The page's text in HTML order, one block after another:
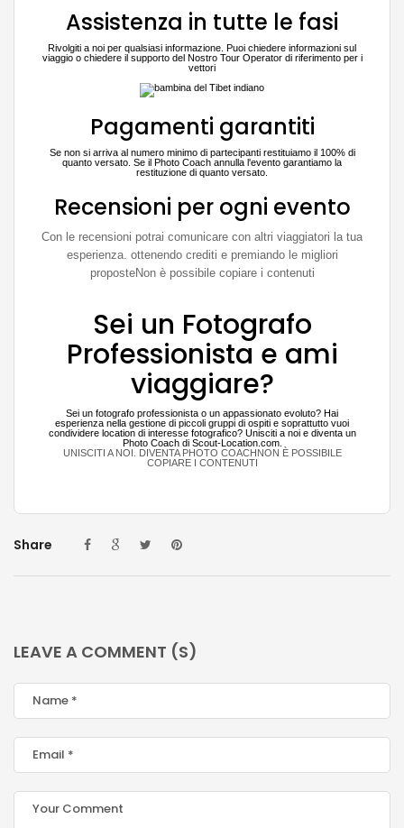
Assistenza in tutte le fasi
Rivolgiti a noi per qualsiasi informazione. Puoi chiedere informazioni sul
viaggio o chiedere il supporto del Nostro Tour Operator di riferimento per i
vettori
Pagamenti garantiti
Se non si arriva al numero minimo di partecipanti restituiamo il 100% di
quanto versato. Se il Photo Coach annulla l'evento garantiamo la
restituzione di quanto versato.
Recensioni per ogni evento
Con le recensioni potrai comunicare con altri viaggiatori la tua
esperienza. ottenendo crediti e premiando le migliori
proposteNon è possibile copiare i contenuti
Sei un Fotografo
Professionista e ami
viaggiare?
Sei un fotografo professionista o un appassionato evoluto? Hai
esperienza nella gestione di piccoli gruppi di ospiti e soprattutto vuoi
condividere location di interesse fotografico? Unisciti a noi e diventa un
Photo Coach di Scout-Location.com.
UNISCITI A NOI. DIVENTA PHOTO COACHNON È POSSIBILE
COPIARE I CONTENUTI
Share
LEAVE A COMMENT (S)